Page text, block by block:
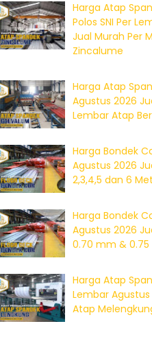
Harga Atap
Polos SNI Per
Jual Murah Per
Zincalume
Harga Atap
Agustus 2026
Lembar Atap
Harga Bondek
Agustus 2026
2,3,4,5 dan 6
Harga Bondek
Agustus 2026
0.70 mm &
Harga Atap
Lembar
Atap